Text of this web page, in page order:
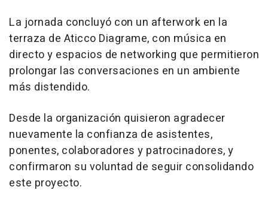
La jornada concluyó con un afterwork en la
terraza de Aticco Diagrame, con música en
directo y espacios de networking que permitieron
prolongar las conversaciones en un ambiente
más distendido.
Desde la organización quisieron agradecer
nuevamente la confianza de asistentes,
ponentes, colaboradores y patrocinadores, y
confirmaron su voluntad de seguir consolidando
este proyecto.